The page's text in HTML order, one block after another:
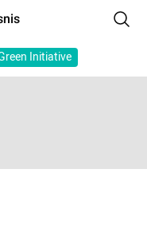
Initiative